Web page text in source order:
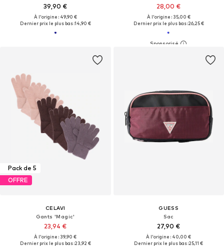
39,90 €
À l'origine : 49,90 €
Dernier prix le plus bas :14,90 €
28,00 €
À l'origine : 35,00 €
Dernier prix le plus bas :26,25 €
Pack de 5
OFFRE
CELAVI
Gants 'Magic'
23,94 €
À l'origine : 39,90 €
Dernier prix le plus bas :23,92 €
GUESS
Sac
27,90 €
À l'origine : 40,00 €
Dernier prix le plus bas :25,11 €